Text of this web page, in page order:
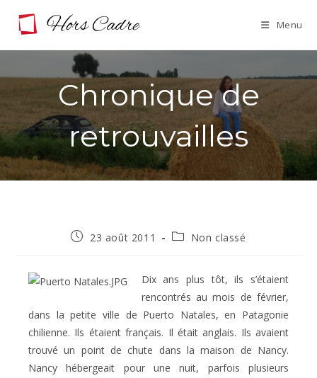
Menu
Chronique de
retrouvailles
Publication
23 août 2011
PostNon classé
Dix ans plus tôt, ils s’étaient
rencontrés au mois de février,
dans la petite ville de Puerto Natales, en Patagonie
chilienne. Ils étaient français. Il était anglais. Ils avaient
trouvé un point de chute dans la maison de Nancy.
Nancy hébergeait pour une nuit, parfois plusieurs